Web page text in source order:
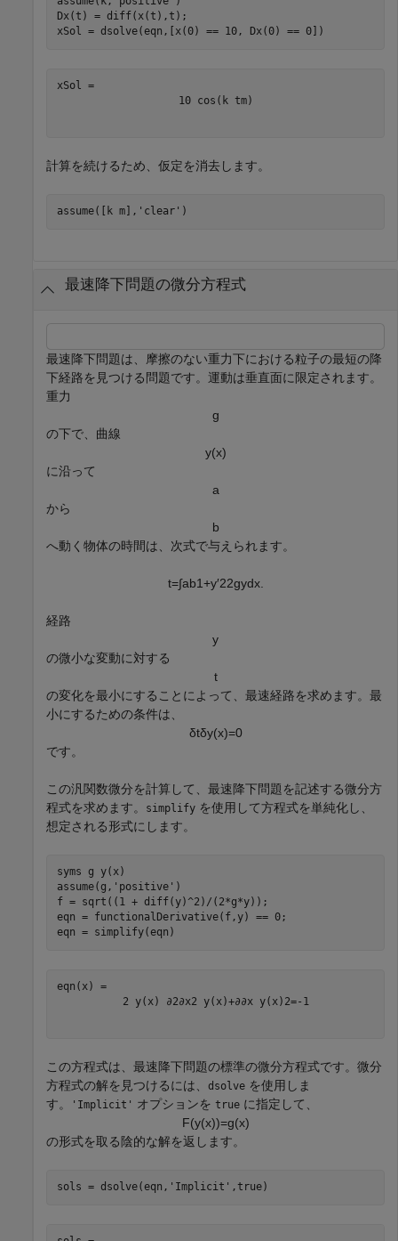
Dx(t) = diff(x(t),t);
xSol = dsolve(eqn,[x(0) == 10, Dx(0) == 0])
10
cos ( k tm)
計算を続けるため、仮定を消去します。
assume([k m], 'clear' )
最速降下問題の微分方程式
最速降下問題は、摩擦のない重力下における粒子の最短の降
下経路を見つける問題です。運動は垂直面に限定されます。
重力
g
の下で、曲線
y(x)
に沿って
a
から
b
へ動く物体の時間は、次式で与えられます。
t=∫ab1+y′22gydx.
経路
y
の微小な変動に対する
t
の変化を最小にすることによって、最速経路を求めます。最
小にするための条件は、
δtδy(x)=0
です。
この汎関数微分を計算して、最速降下問題を記述する微分方
程式を求めます。
simplify を使用して方程式を単純化し、
想定される形式にします。
syms g
y(x)
assume(g, 'positive' )
f = sqrt((1 + diff(y)^2)/(2*g*y));
eqn = functionalDerivative(f,y) == 0;
eqn = simplify(eqn)
2
y( x) ∂2∂x2 y( x)+∂∂x y( x) 2=- 1
この方程式は、最速降下問題の標準の微分方程式です。微分
方程式の解を見つけるには、 dsolve を使用しま
す。
'Implicit' オプションを true に指定して、
F(y(x))=g(x)
の形式を取る陰的な解を返します。
sols = dsolve(eqn, 'Implicit' ,true)